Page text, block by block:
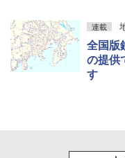
連載
全国版
の提供
す